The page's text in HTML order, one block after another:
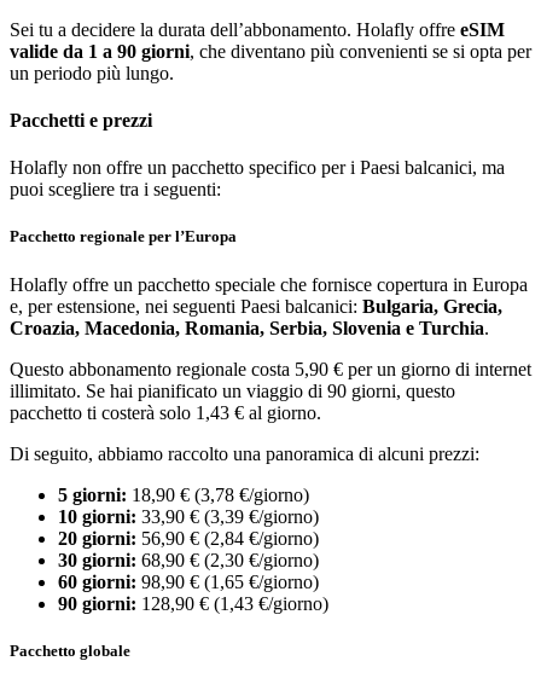
Sei tu a decidere la durata dell’abbonamento. Holafly offre eSIM
valide da 1 a 90 giorni, che diventano più convenienti se si opta per
un periodo più lungo.
Pacchetti e prezzi
Holafly non offre un pacchetto specifico per i Paesi balcanici, ma
puoi scegliere tra i seguenti:
Pacchetto regionale per l’Europa
Holafly offre un pacchetto speciale che fornisce copertura in Europa
e, per estensione, nei seguenti Paesi balcanici: Bulgaria, Grecia,
Croazia, Macedonia, Romania, Serbia, Slovenia e Turchia.
Questo abbonamento regionale costa 5,90 € per un giorno di internet
illimitato. Se hai pianificato un viaggio di 90 giorni, questo
pacchetto ti costerà solo 1,43 € al giorno.
Di seguito, abbiamo raccolto una panoramica di alcuni prezzi:
5 giorni: 18,90 € (3,78 €/giorno)
10 giorni: 33,90 € (3,39 €/giorno)
20 giorni: 56,90 € (2,84 €/giorno)
30 giorni: 68,90 € (2,30 €/giorno)
60 giorni: 98,90 € (1,65 €/giorno)
90 giorni: 128,90 € (1,43 €/giorno)
Pacchetto globale